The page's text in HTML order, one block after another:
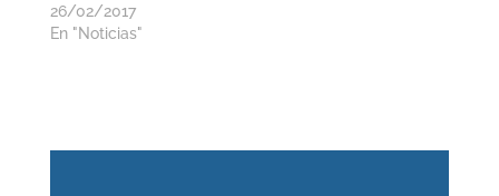
26/02/2017
En "Noticias"